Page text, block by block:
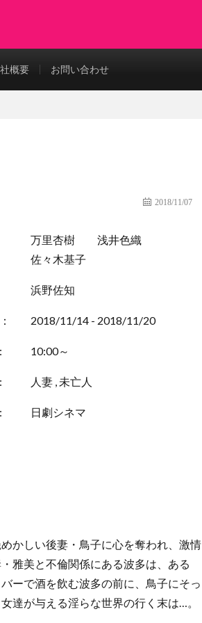
概要 お問い合わせ
2018/11/07
万里杏樹
浅井色織
佐々木基子
浜野佐知
2018/11/14 - 2018/11/20
10:00～
人妻, 未亡人
日劇シネマ
かしい後妻・鳥子に心を奪われ、激情
雅美と不倫関係にある波多は、ある
ーで酒を飲む波多の前に、鳥子にそっ
達が与える淫らな世界の行く末は…。